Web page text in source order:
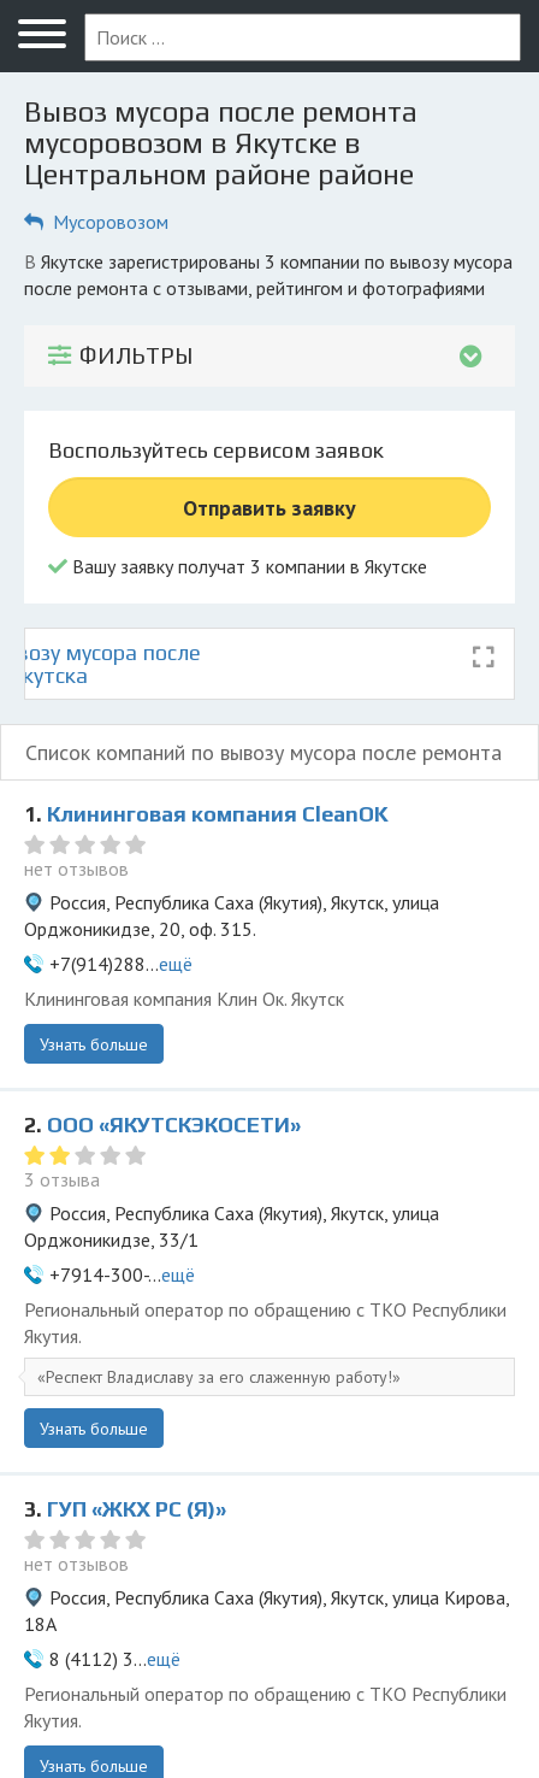
Меню
Главная
Вопрос юристу
Якутск
ПОЛЬЗОВАТЕЛЯМ
Компании
КОМПАНИЯМ
© 2026 Все права защищены
Вывоз мусора после ремонта
мусоровозом в Якутске в
Центральном районе районе
Мусоровозом
в Якутске зарегистрированы 3 компании по вывозу мусора
после ремонта с отзывами, рейтингом и фотографиями
ФИЛЬТРЫ
Воспользуйтесь сервисом заявок
Отправить заявку
Вашу заявку получат 3 компании в Якутске
мусора после
Список компаний по вывозу мусора после ремонта
1. Клининговая компания СleanOK
нет отзывов
Россия, Республика Саха (Якутия), Якутск, улица
Орджоникидзе, 20, оф. 315.
+7(914)288...ещё
Клининговая компания Клин Ок. Якутск
Узнать больше
2. ООО «ЯКУТСКЭКОСЕТИ»
3 отзыва
Россия, Республика Саха (Якутия), Якутск, улица
Орджоникидзе, 33/1
+7914-300-...ещё
Региональный оператор по обращению с ТКО Республики
Якутия.
Респект Владиславу за его слаженную работу!
Узнать больше
3. ГУП «ЖКХ РС (Я)»
нет отзывов
Россия, Республика Саха (Якутия), Якутск, улица Кирова,
18А
8 (4112) 3...ещё
Региональный оператор по обращению с ТКО Республики
Якутия.
Узнать больше